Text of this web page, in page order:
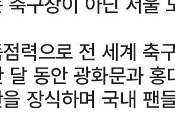
력으로 전 세계 축
달 동안 광화문과
장식하며 국내 팬